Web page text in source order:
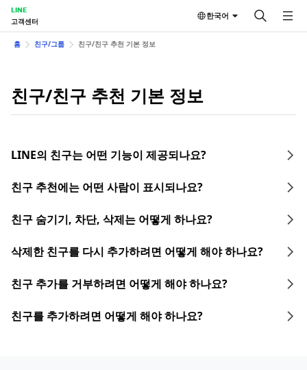
LINE
고객센터
한국어
홈 친구/그룹 친구/친구 추천 기본 정보
친구/친구 추천 기본 정보
LINE의 친구는 어떤 기능이 제공되나요?
친구 추천에는 어떤 사람이 표시되나요?
친구 숨기기, 차단, 삭제는 어떻게 하나요?
삭제한 친구를 다시 추가하려면 어떻게 해야 하나요?
친구 추가를 거부하려면 어떻게 해야 하나요?
친구를 추가하려면 어떻게 해야 하나요?